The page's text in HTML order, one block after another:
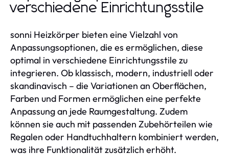
verschiedene Einrichtungsstile
sonni Heizkörper bieten eine Vielzahl von
Anpassungsoptionen, die es ermöglichen, diese
optimal in verschiedene Einrichtungsstile zu
integrieren. Ob klassisch, modern, industriell oder
skandinavisch – die Variationen an Oberflächen,
Farben und Formen ermöglichen eine perfekte
Anpassung an jede Raumgestaltung. Zudem
können sie auch mit passenden Zubehörteilen wie
Regalen oder Handtuchhaltern kombiniert werden,
was ihre Funktionalität zusätzlich erhöht.